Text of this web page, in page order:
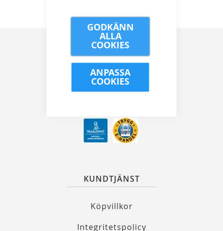
GODKÄNN
ALLA
COOKIES
ANPASSA
COOKIES
Kungsgatan 32, 111 35 Stockholm
KUNDTJÄNST
Köpvillkor
Integritetspolicy